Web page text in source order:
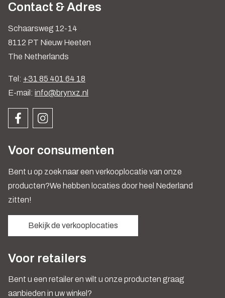
Contact & Adres
Schaarsweg 12-14
8112 PT Nieuw Heeten
The Netherlands
Tel: +31 85 401 64 18
E-mail: info@brynxz.nl
Voor consumenten
Bent u op zoek naar een verkooplocatie van onze
producten?We hebben locaties door heel Nederland
zitten!
Bekijk de verkooplocaties
Voor retailers
Bent u een retailer en wilt u onze producten graag
aanbieden in uw winkel?